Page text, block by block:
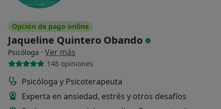
Opción de pago online
Jaqueline Quintero Obando
Psicóloga · Ver más
148 opiniones
Psicóloga y Psicoterapeuta
Experta en ansiedad, estrés y otros desafíos